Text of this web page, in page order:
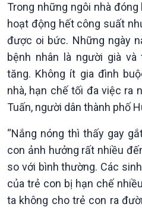
Nhận diện sự thật
Pháp luật và đời sống
Trong những ngôi nhà
hoạt động hết công suất
được oi bức. Những ngày
bệnh nhân là người già
tăng. Không ít gia đình
nhà, hạn chế tối đa việc ra
Tuấn, người dân thành phố
“Nắng nóng thì thấy gay
con ảnh hưởng rất nhiều
so với bình thường. Các
của trẻ con bị hạn chế
ta không cho trẻ con ra